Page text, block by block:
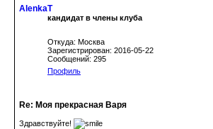
AlenkaT
кандидат в члены клуба
Откуда: Москва
Зарегистрирован: 2016-05-22
Сообщений: 295
Профиль
Re: Моя прекрасная Варя
Здравствуйте!